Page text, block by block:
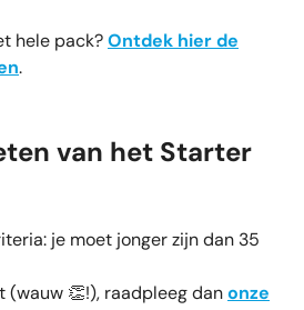
hele pack?Ontdek hier de
.
van het Starter
je moet jonger zijn dan 35
(wauw 👏!), raadpleeg danonze